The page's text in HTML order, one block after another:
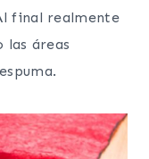
final realmente
las áreas